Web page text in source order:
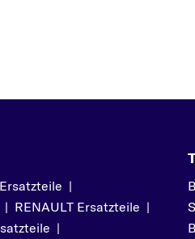
|
| RENAULT Ersatzteile |
|